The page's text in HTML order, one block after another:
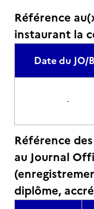
Référence
instaurant la
Date du JO/
-
Référence
au Journal
diplôme,